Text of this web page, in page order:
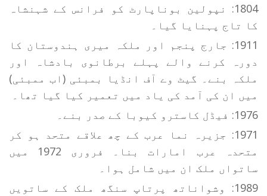
1804: نپولین بوناپارٹ کو فرانس کے شہنشاہ
کا تاج پہنایا گیا۔
1911: جارج پنجم اور ملکہ میری ہندوستان کا
دورہ کرنے والے پہلے برطانوی بادشاہ اور
ملکہ بنے۔ گیٹ وے آف انڈیا بمبئی (اب ممبئی)
میں ان کی آمد کی یاد میں تعمیر کیا گیا تھا۔
1976: فیڈل کاسترو کیوبا کے صدر بنے۔
1971: جزیرہ نما عرب کے چھ علاقے متحد ہو کر
متحدہ عرب امارات بنا۔ فروری 1972 میں
ساتواں ملک ان میں شامل ہوا۔
1989: وشواناتھ پرتاپ سنگھ ملک کے ساتویں